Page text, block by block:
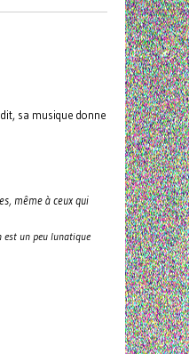
sa musique donne
même à ceux qui
est un peu lunatique